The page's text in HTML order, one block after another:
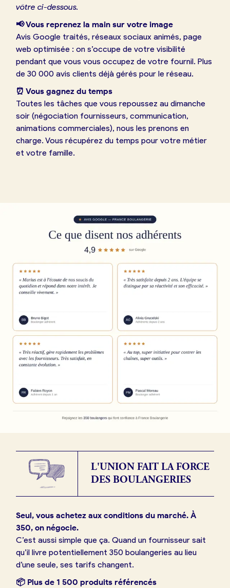
vôtre ci-dessous.
📢 Vous reprenez la main sur votre image
Avis Google traités, réseaux sociaux animés, page
web optimisée : on s’occupe de votre visibilité
pendant que vous vous occupez de votre fournil. Plus
de 30 000 avis clients déjà gérés pour le réseau.
⏰ Vous gagnez du temps
Toutes les tâches que vous repoussez au dimanche
soir (négociation fournisseurs, communication,
animations commerciales), nous les prenons en
charge. Vous récupérez du temps pour votre métier
et votre famille.
L'UNION FAIT LA FORCE
DES BOULANGERIES
Seul, vous achetez aux conditions du marché. À
350, on négocie.
C’est aussi simple que ça. Quand un fournisseur sait
qu’il livre potentiellement 350 boulangeries au lieu
d’une seule, ses tarifs changent.
📦 Plus de 1 500 produits référencés